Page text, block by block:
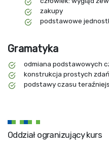
zakupy
podstawowe
Gramatyka
odmiana podstawowych
konstrukcja prostych
podstawy czasu
Oddział ogranizujący kurs